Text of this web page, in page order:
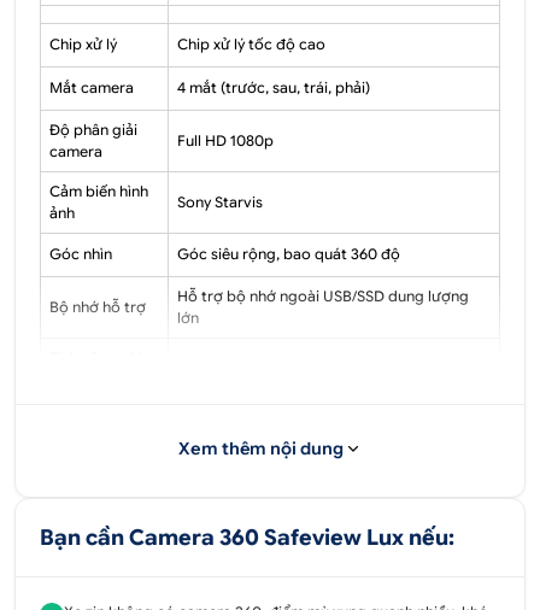
Chip xử lý Chip xử lý tốc độ cao
Mắt camera 4 mắt (trước, sau, trái, phải)
Độ phân giải
camera
Full HD 1080p
Cảm biến hình
ảnh
Sony Starvis
Góc nhìn Góc siêu rộng, bao quát 360 độ
Bộ nhớ hỗ trợ
Hỗ trợ bộ nhớ ngoài USB/SSD dung lượng
lớn
từng camera)
Khả năng
chống nước
Tiêu chuẩn IP67/IP68 cho mắt camera
Xem thêm nội dung
Bạn cần Camera 360 Safeview Lux nếu: